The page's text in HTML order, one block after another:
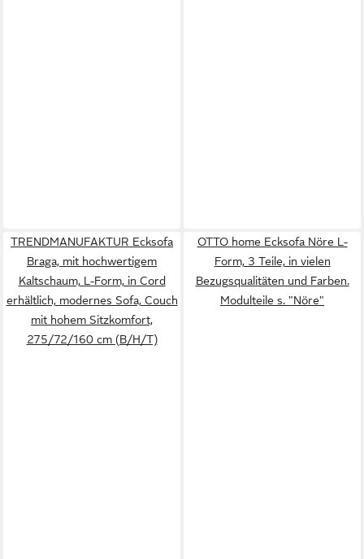
TRENDMANUFAKTUR Ecksofa
Braga, mit hochwertigem
Kaltschaum, L-Form, in Cord
erhältlich, modernes Sofa, Couch
mit hohem Sitzkomfort,
275/72/160 cm (B/H/T)
OTTO home Ecksofa Nöre L-
Form, 3 Teile, in vielen
Bezugsqualitäten und Farben.
Modulteile s. "Nöre"